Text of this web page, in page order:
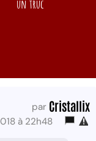
un truc
par Cristallix
à 22h48